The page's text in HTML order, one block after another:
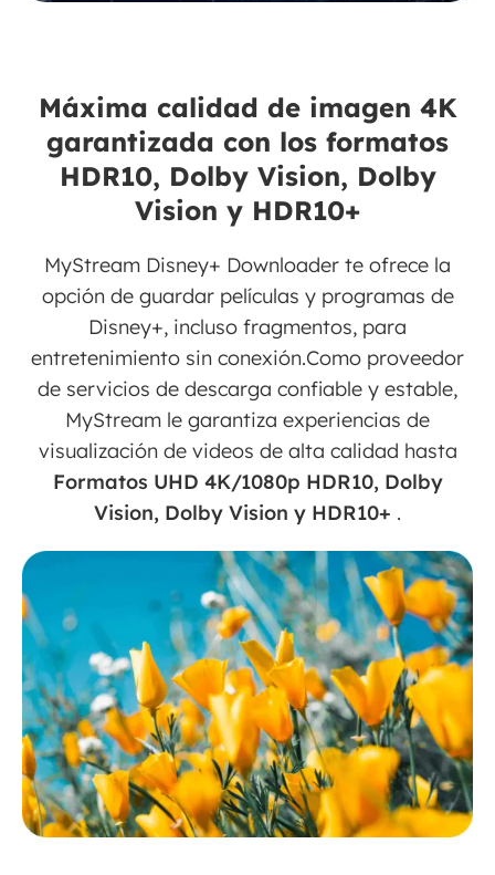
Máxima calidad de imagen 4K
garantizada con los formatos
HDR10, Dolby Vision, Dolby
Vision y HDR10+
MyStream Disney+ Downloader te ofrece la
opción de guardar películas y programas de
Disney+, incluso fragmentos, para
entretenimiento sin conexión.Como proveedor
de servicios de descarga confiable y estable,
MyStream le garantiza experiencias de
visualización de videos de alta calidad hasta
Formatos UHD 4K/1080p HDR10, Dolby
Vision, Dolby Vision y HDR10+ .